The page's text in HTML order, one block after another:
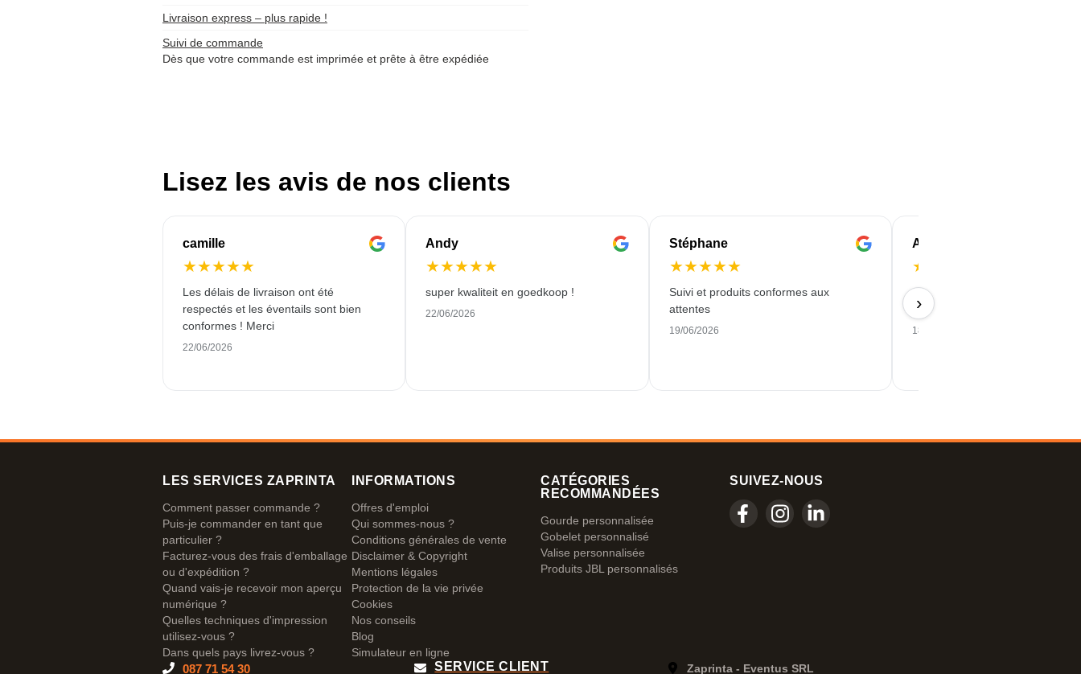
Livraison express – plus rapide !
Suivi de commande
Dès que votre commande est imprimée et prête à être expédiée
Lisez les avis de nos clients
camille
★★★★★
Les délais de livraison ont été
respectés et les éventails sont bien
conformes ! Merci
22/06/2026
Andy
★★★★★
super kwaliteit en goedkoop !
22/06/2026
Stéphane
★★★★★
Suivi et produits conformes aux
attentes
19/06/2026
Anne-Marie
★
Commande facile, bon prix et
à temps avec une belle
18/06/2026
›
LES SERVICES ZAPRINTA
Comment passer commande ?
Puis-je commander en tant que
particulier ?
Facturez-vous des frais d'emballage
ou d'expédition ?
Quand vais-je recevoir mon aperçu
numérique ?
Quelles techniques d'impression
utilisez-vous ?
Dans quels pays livrez-vous ?
INFORMATIONS
Offres d'emploi
Qui sommes-nous ?
Conditions générales de vente
Disclaimer & Copyright
Mentions légales
Protection de la vie privée
Cookies
Nos conseils
Blog
Simulateur en ligne
CATÉGORIES
RECOMMANDÉES
Gourde personnalisée
Gobelet personnalisé
Valise personnalisée
Produits JBL personnalisés
SUIVEZ-NOUS
087 71 54 30 SERVICE CLIENT Zaprinta - Eventus SRL